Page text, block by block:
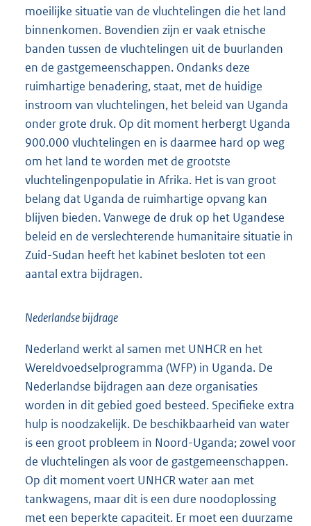
moeilijke situatie van de vluchtelingen die het land
binnenkomen. Bovendien zijn er vaak etnische
banden tussen de vluchtelingen uit de buurlanden
en de gastgemeenschappen. Ondanks deze
ruimhartige benadering, staat, met de huidige
instroom van vluchtelingen, het beleid van Uganda
onder grote druk. Op dit moment herbergt Uganda
900.000 vluchtelingen en is daarmee hard op weg
om het land te worden met de grootste
vluchtelingenpopulatie in Afrika. Het is van groot
belang dat Uganda de ruimhartige opvang kan
blijven bieden. Vanwege de druk op het Ugandese
beleid en de verslechterende humanitaire situatie in
Zuid-Sudan heeft het kabinet besloten tot een
aantal extra bijdragen.
Nederlandse bijdrage
Nederland werkt al samen met UNHCR en het
Wereldvoedselprogramma (WFP) in Uganda. De
Nederlandse bijdragen aan deze organisaties
worden in dit gebied goed besteed. Specifieke extra
hulp is noodzakelijk. De beschikbaarheid van water
is een groot probleem in Noord-Uganda; zowel voor
de vluchtelingen als voor de gastgemeenschappen.
Op dit moment voert UNHCR water aan met
tankwagens, maar dit is een dure noodoplossing
met een beperkte capaciteit. Er moet een duurzame